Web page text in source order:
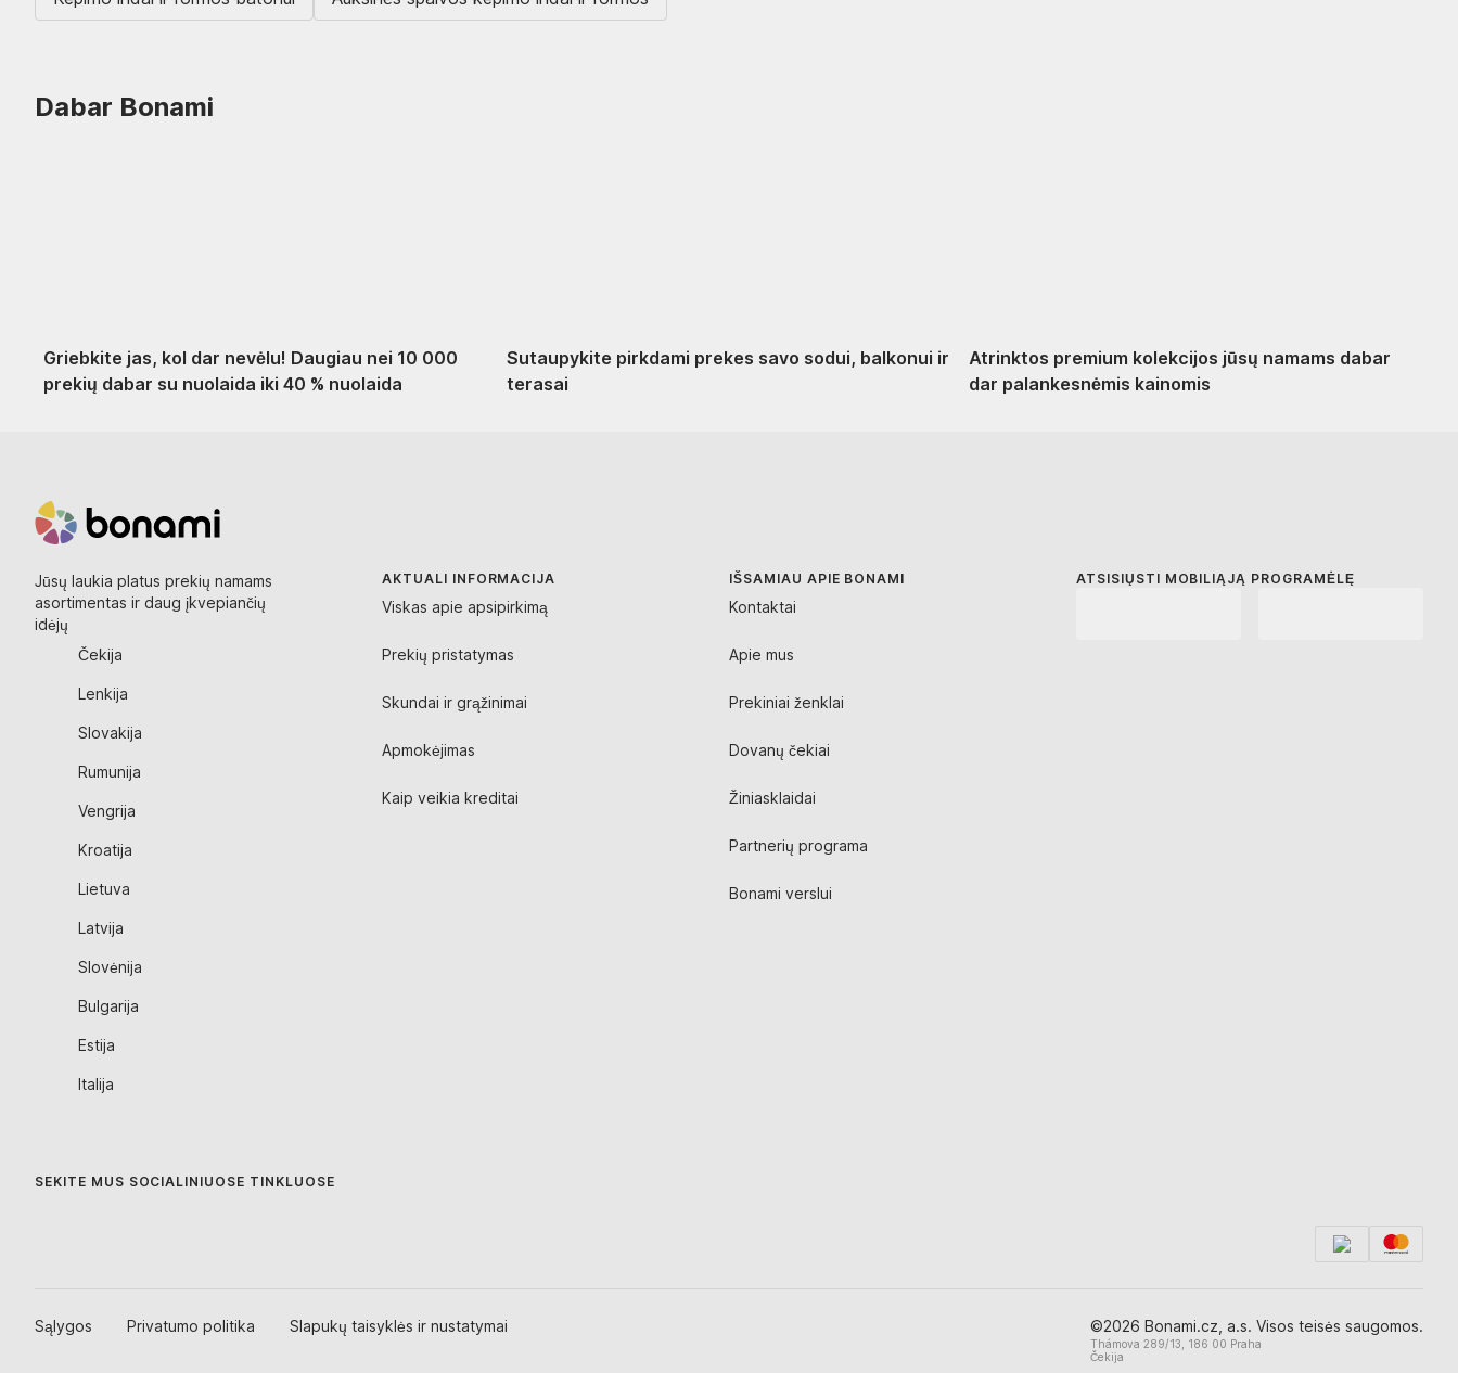
Dabar Bonami
Griebkite jas, kol dar nevėlu! Daugiau nei 10 000
prekių dabar su nuolaida iki 40 % nuolaida
Sutaupykite pirkdami prekes savo sodui, balkonui ir
terasai
Atrinktos premium kolekcijos jūsų namams dabar
dar palankesnėmis kainomis
Jūsų laukia platus prekių namams
asortimentas ir daug įkvepiančių
idėjų
Čekija
Lenkija
Slovakija
Rumunija
Vengrija
Kroatija
Lietuva
Latvija
Slovėnija
Bulgarija
Estija
Italija
AKTUALI INFORMACIJA
Viskas apie apsipirkimą
Prekių pristatymas
Skundai ir grąžinimai
Apmokėjimas
Kaip veikia kreditai
IŠSAMIAU APIE BONAMI
Kontaktai
Apie mus
Prekiniai ženklai
Dovanų čekiai
Žiniasklaidai
Partnerių programa
Bonami verslui
ATSISIŲSTI MOBILIĄJĄ PROGRAMĖLĘ
SEKITE MUS SOCIALINIUOSE TINKLUOSE
Sąlygos Privatumo politika Slapukų taisyklės ir nustatymai ©2026 Bonami.cz, a.s. Visos teisės saugomos.
Thámova 289/13, 186 00 Praha
Čekija